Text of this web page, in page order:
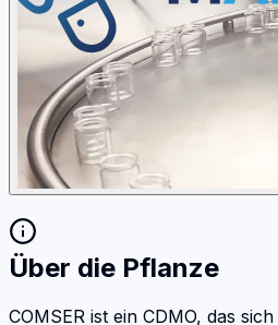
Über die Pflanze
COMSER ist ein CDMO, das